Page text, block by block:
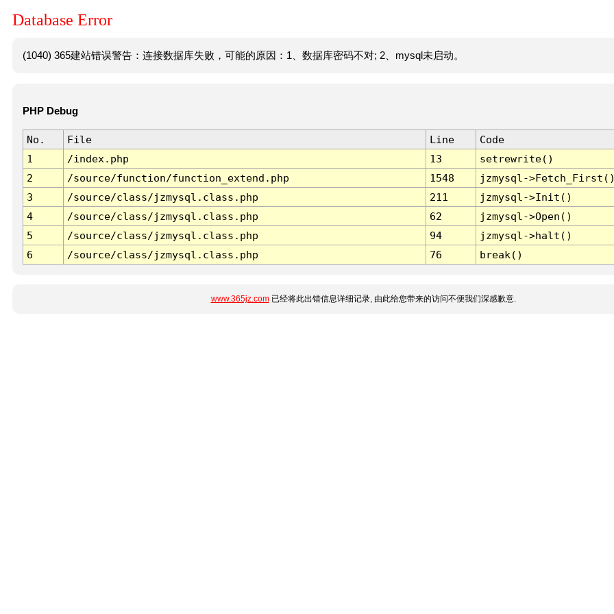
Database Error
(1040) 365建站错误警告：连接数据库失败，可能的原因：1、数据库密码不对; 2、mysql未启动。
PHP Debug
No. File Line
Code
1
/index.php 13
setrewrite()
2
/source/function/function_extend.php 1548
jzmysql-
3
/source/class/jzmysql.class.php 211
jzmysql->Init()
4
/source/class/jzmysql.class.php 62
jzmysql->Open()
5
/source/class/jzmysql.class.php 94
jzmysql->halt()
6
/source/class/jzmysql.class.php 76 break()
www.365jz.com已经将此出错信息详细记录, 由此给您带来的访问不便我们深感歉意.